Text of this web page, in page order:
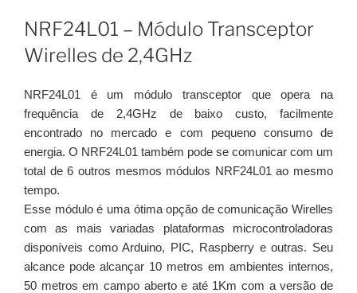
NRF24L01 – Módulo Transceptor
Wirelles de 2,4GHz
NRF24L01 é um módulo transceptor que opera na
frequência de 2,4GHz de baixo custo, facilmente
encontrado no mercado e com pequeno consumo de
energia. O NRF24L01 também pode se comunicar com um
total de 6 outros mesmos módulos NRF24L01 ao mesmo
tempo.
Esse módulo é uma ótima opção de comunicação Wirelles
com as mais variadas plataformas microcontroladoras
disponíveis como Arduino, PIC, Raspberry e outras. Seu
alcance pode alcançar 10 metros em ambientes internos,
50 metros em campo aberto e até 1Km com a versão de